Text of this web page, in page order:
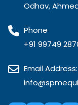
Odhav,
Phone
+91 99749
Email Address: